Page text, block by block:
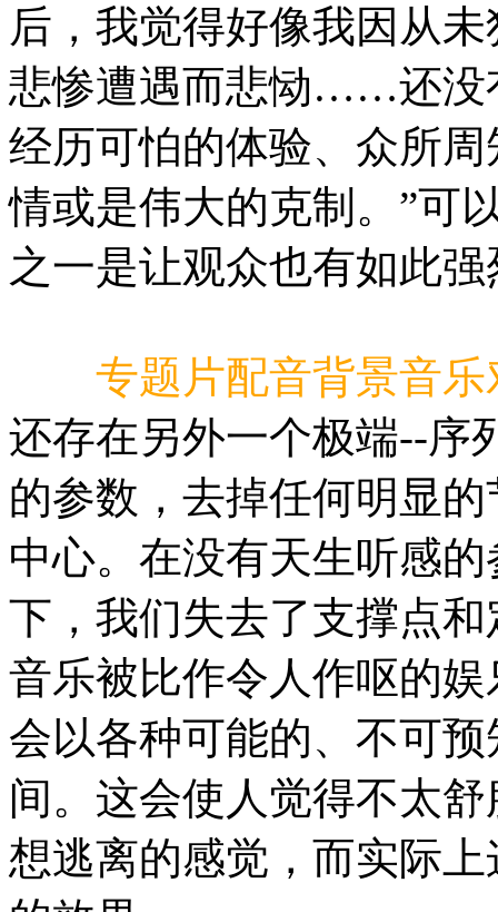
后，我觉得好像我因从
悲惨遭遇而悲恸……还没
经历可怕的体验、众所
情或是伟大的克制。”可
之一是让观众也有如此
专题片配音背景音
还存在另外一个极端--序
的参数，去掉任何明显
中心。在没有天生听感
下，我们失去了支撑点
音乐被比作令人作呕的
会以各种可能的、不可
间。这会使人觉得不太
想逃离的感觉，而实际